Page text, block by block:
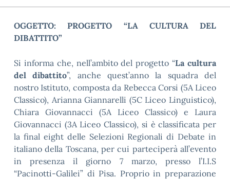
OGGETTO: PROGETTO “LA CULTURA DEL
DIBATTITO”
Si informa che, nell’ambito del progetto “La cultura
del dibattito”, anche quest’anno la squadra del
nostro Istituto, composta da Rebecca Corsi (5A Liceo
Classico), Arianna Giannarelli (5C Liceo Linguistico),
Chiara Giovannacci (5A Liceo Classico) e Laura
Giovannacci (3A Liceo Classico), si è classificata per
la final eight delle Selezioni Regionali di Debate in
italiano della Toscana, per cui parteciperà all’evento
in presenza il giorno 7 marzo, presso l’I.I.S
“Pacinotti-Galilei” di Pisa. Proprio in preparazione